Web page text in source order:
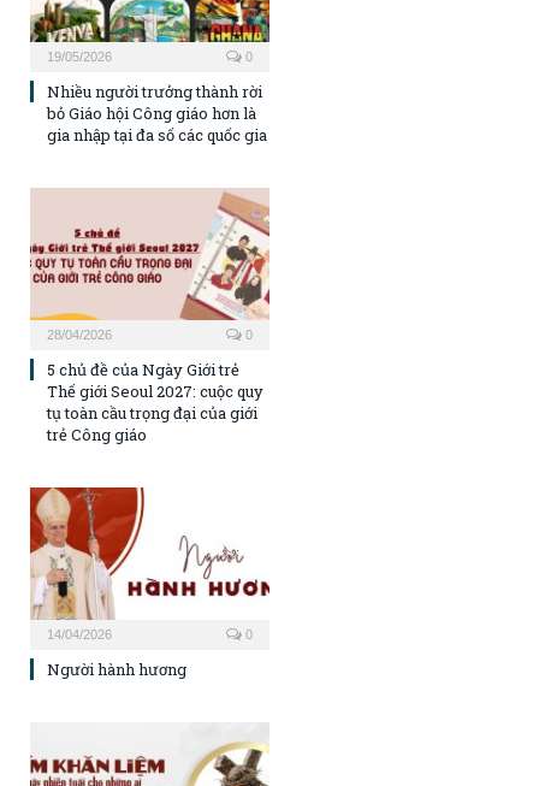
19/05/2026 0
Nhiều người trưởng thành rời
bỏ Giáo hội Công giáo hơn là
gia nhập tại đa số các quốc gia
28/04/2026 0
5 chủ đề của Ngày Giới trẻ
Thế giới Seoul 2027: cuộc quy
tụ toàn cầu trọng đại của giới
trẻ Công giáo
14/04/2026 0
Người hành hương